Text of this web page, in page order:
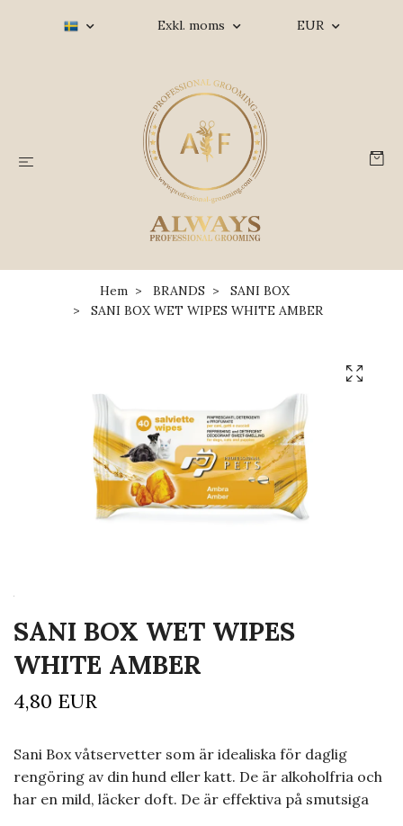
Exkl. moms EUR
Hem BRANDS
SANI BOX
SANI BOX WET WIPES WHITE AMBER
SANI BOX WET WIPES
WHITE AMBER
4,80 EUR
Sani Box våtservetter som är idealiska för daglig
rengöring av din hund eller katt. De är alkoholfria och
har en mild, läcker doft. De är effektiva på smutsiga